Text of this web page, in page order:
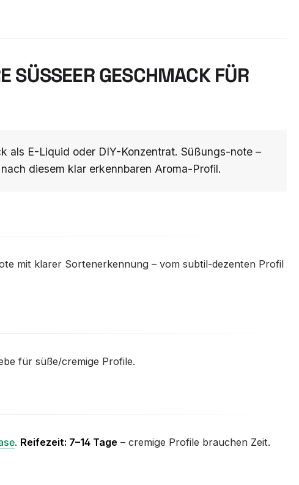
GESCHMACK FÜR D
als E-Liquid oder DIY-Konzentrat. Süßungs-note –
diesem klar erkennbaren Aroma-Profil.
mit klarer Sortenerkennung – vom subtil-dezenten Profil
für süße/cremige Profile.
. Reifezeit: 7–14 Tage – cremige Profile brauchen Zeit.